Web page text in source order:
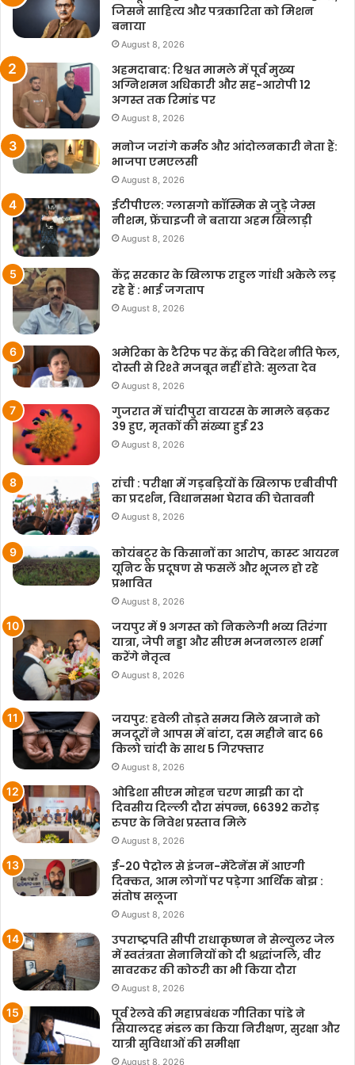
b
o
k
A
p
L
i
n
k
e
जिसने साहित्य और पत्रकारिता को मिशन
बनाया
August 8, 2026
अहमदाबाद: रिश्वत मामले में पूर्व मुख्य
अग्निशमन अधिकारी और सह-आरोपी 12
अगस्त तक रिमांड पर
August 8, 2026
मनोज जरांगे कर्मठ और आंदोलनकारी नेता हैं:
भाजपा एमएलसी
August 8, 2026
ईटीपीएल: ग्लासगो कॉस्मिक से जुड़े जेम्स
नीशम, फ्रेंचाइजी ने बताया अहम खिलाड़ी
August 8, 2026
केंद्र सरकार के खिलाफ राहुल गांधी अकेले लड़
रहे हैं : भाई जगताप
August 8, 2026
अमेरिका के टैरिफ पर केंद्र की विदेश नीति फेल,
दोस्ती से रिश्ते मजबूत नहीं होते: सुलता देव
August 8, 2026
गुजरात में चांदीपुरा वायरस के मामले बढ़कर
39 हुए, मृतकों की संख्या हुई 23
August 8, 2026
रांची : परीक्षा में गड़बड़ियों के खिलाफ एबीवीपी
का प्रदर्शन, विधानसभा घेराव की चेतावनी
August 8, 2026
कोयंबटूर के किसानों का आरोप, कास्ट आयरन
यूनिट के प्रदूषण से फसलें और भूजल हो रहे
प्रभावित
August 8, 2026
जयपुर में 9 अगस्त को निकलेगी भव्य तिरंगा
यात्रा, जेपी नड्डा और सीएम भजनलाल शर्मा
करेंगे नेतृत्व
August 8, 2026
जयपुर: हवेली तोड़ते समय मिले खजाने को
मजदूरों ने आपस में बांटा, दस महीने बाद 66
किलो चांदी के साथ 5 गिरफ्तार
August 8, 2026
ओडिशा सीएम मोहन चरण माझी का दो
दिवसीय दिल्ली दौरा संपन्न, 66392 करोड़
रुपए के निवेश प्रस्ताव मिले
August 8, 2026
ई-20 पेट्रोल से इंजन-मेंटेनेंस में आएगी
दिक्कत, आम लोगों पर पड़ेगा आर्थिक बोझ :
संतोष सलूजा
August 8, 2026
उपराष्ट्रपति सीपी राधाकृष्णन ने सेल्युलर जेल
में स्वतंत्रता सेनानियों को दी श्रद्धांजलि, वीर
सावरकर की कोठरी का भी किया दौरा
August 8, 2026
पूर्व रेलवे की महाप्रबंधक गीतिका पांडे ने
सियालदह मंडल का किया निरीक्षण, सुरक्षा और
यात्री सुविधाओं की समीक्षा
August 8, 2026